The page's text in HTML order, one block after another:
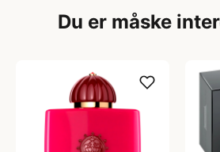
Du er måske